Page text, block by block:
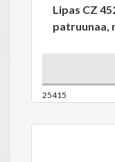
Lipas CZ
patruunaa,
25415